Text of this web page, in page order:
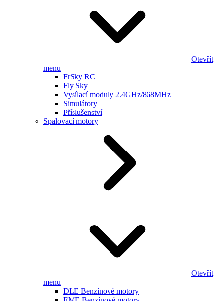
Otevřít
menu
FrSky RC
Fly Sky
Vysílací moduly 2.4GHz/868MHz
Simulátory
Příslušenství
Spalovací motory
Otevřít
menu
DLE Benzínové motory